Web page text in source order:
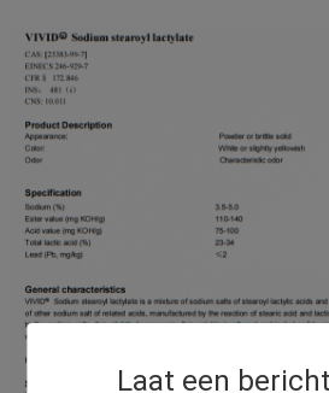
Laat een